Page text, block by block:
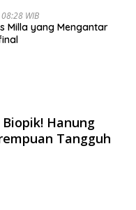
WIB
Milla yang Mengantar
Hanung
Tangguh